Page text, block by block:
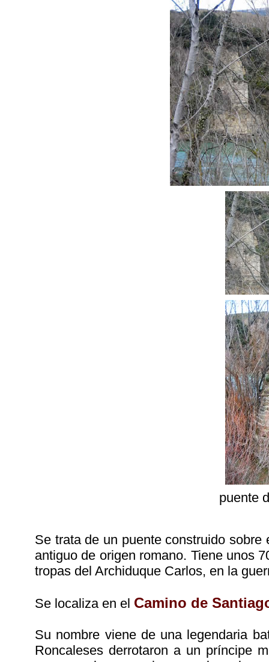
puente
Se trata de un puente construido
antiguo de origen romano. Tiene unos
tropas del Archiduque Carlos, en la
Se localiza en el Camino de
Su nombre viene de una legendaria
Roncaleses derrotaron a un príncipe